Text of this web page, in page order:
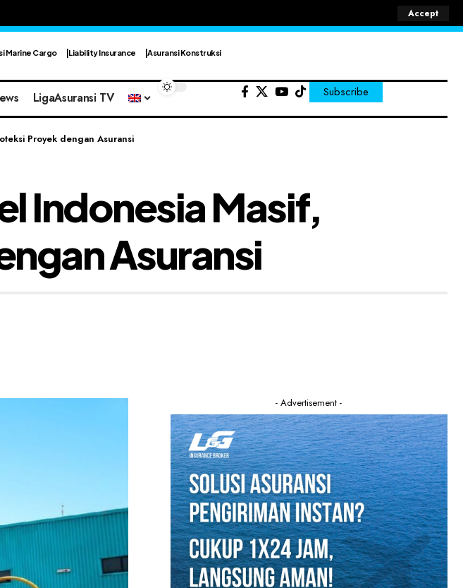
Accept
Marine Cargo Liability Insurance Asuransi Konstruksi
LigaAsuransi TV Subscribe
Proyek dengan Asuransi
Indonesia Masif,
Asuransi
- Advertisement -